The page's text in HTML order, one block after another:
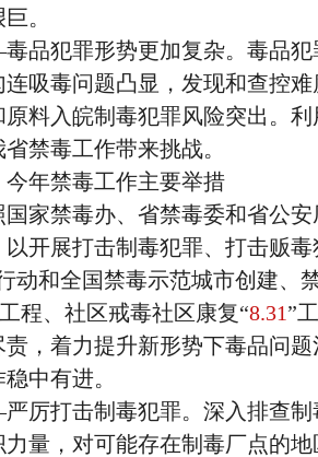
。
罪形势更加复杂。毒品犯
连吸毒问题凸显，发现和查控
原料入皖制毒犯罪风险突出。
禁毒工作带来挑战。
禁毒工作主要举措
禁毒办、省禁毒委和省公安
以开展打击制毒犯罪、打击贩
动和全国禁毒示范城市创建、
程、社区戒毒社区康复“8.31”
，着力提升新形势下毒品问
中有进。
击制毒犯罪。深入排查制
力量，对可能存在制毒厂点的